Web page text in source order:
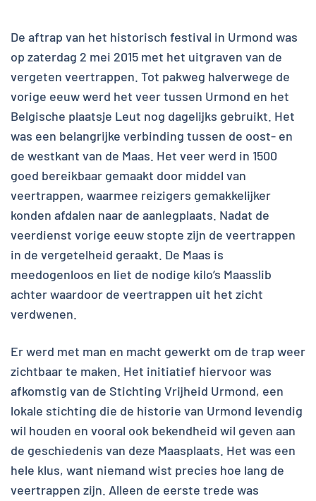
De aftrap van het historisch festival in Urmond was
op zaterdag 2 mei 2015 met het uitgraven van de
vergeten veertrappen. Tot pakweg halverwege de
vorige eeuw werd het veer tussen Urmond en het
Belgische plaatsje Leut nog dagelijks gebruikt. Het
was een belangrijke verbinding tussen de oost- en
de westkant van de Maas. Het veer werd in 1500
goed bereikbaar gemaakt door middel van
veertrappen, waarmee reizigers gemakkelijker
konden afdalen naar de aanlegplaats. Nadat de
veerdienst vorige eeuw stopte zijn de veertrappen
in de vergetelheid geraakt. De Maas is
meedogenloos en liet de nodige kilo’s Maasslib
achter waardoor de veertrappen uit het zicht
verdwenen.
Er werd met man en macht gewerkt om de trap weer
zichtbaar te maken. Het initiatief hiervoor was
afkomstig van de Stichting Vrijheid Urmond, een
lokale stichting die de historie van Urmond levendig
wil houden en vooral ook bekendheid wil geven aan
de geschiedenis van deze Maasplaats. Het was een
hele klus, want niemand wist precies hoe lang de
veertrappen zijn. Alleen de eerste trede was